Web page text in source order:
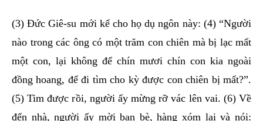
(3) Đức Giê-su mới kể cho họ dụ ngôn này: (4) “Người
nào trong các ông có một trăm con chiên mà bị lạc mất
một con, lại không để chín mươi chín con kia ngoài
đồng hoang, để đi tìm cho kỳ được con chiên bị mất?”.
(5) Tim được rồi, người ấy mừng rỡ vác lên vai. (6) Về
đến nhà, người ấy mời bạn bè, hàng xóm lại và nói: